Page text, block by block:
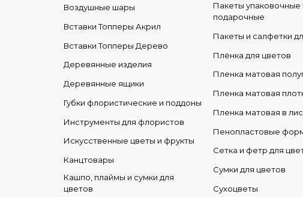
Воздушные шары
Вставки Топперы Акрил
Вставки Топперы Дерево
Деревянные изделия
Деревянные ящики
Губки флористические и поддоны
Инструменты для флористов
Искусственные цветы и фрукты
Канцтовары
Кашпо, плаймы и сумки для
цветов
Пакеты упаковочные
подарочные
Пакеты и салфетки
Плёнка для цветов
Пленка матовая
Пленка матовая
Пленка матовая в
Пенопластовые
Сетка и фетр для
Сумки для цветов
Сухоцветы